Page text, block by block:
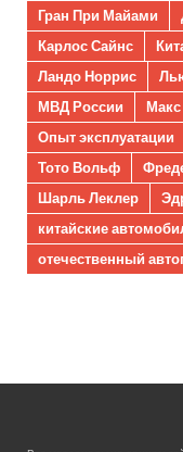
Гран При Майами
Карлос Сайнс
Ландо Норрис
МВД России
Макс
Опыт эксплуатации
Тото Вольф
Шарль Леклер
китайские
отечественный